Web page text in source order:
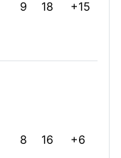
9 18 +15
8 16 +6